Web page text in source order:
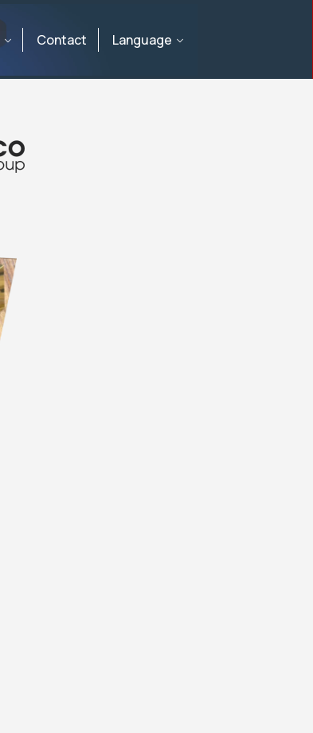
Contact Language